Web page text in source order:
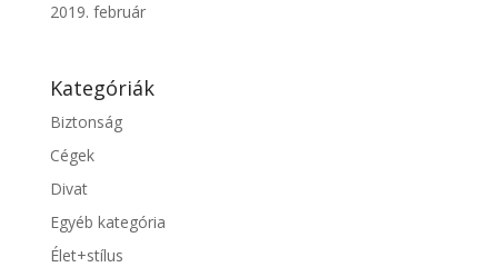
2019. február
Kategóriák
Biztonság
Cégek
Divat
Egyéb kategória
Élet+stílus